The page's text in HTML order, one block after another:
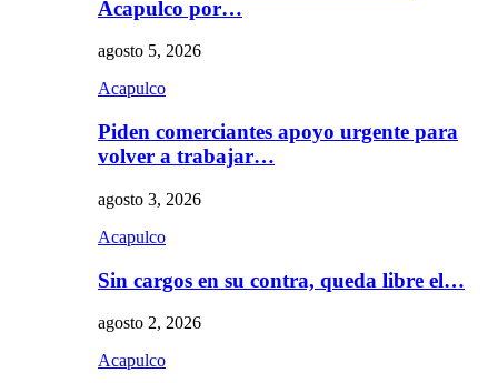
Acapulco por…
agosto 5, 2026
Acapulco
Piden comerciantes apoyo urgente para
volver a trabajar…
agosto 3, 2026
Acapulco
Sin cargos en su contra, queda libre el…
agosto 2, 2026
Acapulco